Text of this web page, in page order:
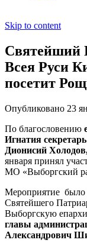
Skip to content
Святейший
Всея Руси
посетит
Опубликовано 23
По благословению
Игнатия
Дионисий
января принял
МО «Выборгский
Мероприятие было
Святейшего
Выборгскую
главы
Александрович